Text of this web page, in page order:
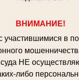
ВНИМАНИЕ!
участившимися в
суда НЕ
либо